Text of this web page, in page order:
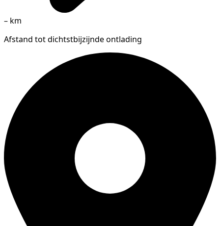
– km
Afstand tot dichtstbijzijnde ontlading